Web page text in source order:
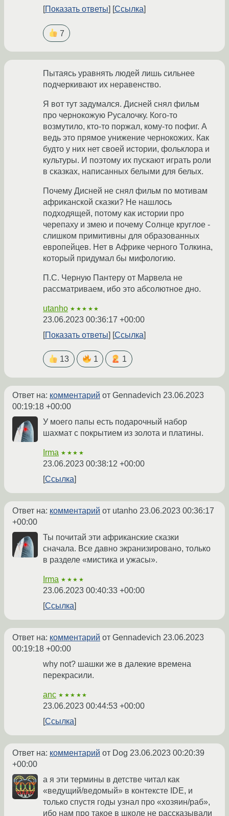
Показать ответы
Ссылка
7
Пытаясь уравнять людей лишь сильнее
подчеркивают их неравенство.
Я вот тут задумался. Дисней снял фильм
про чернокожую Русалочку. Кого-то
возмутило, кто-то поржал, кому-то пофиг. А
ведь это прямое унижение чернокожих. Как
будто у них нет своей истории, фольклора и
культуры. И поэтому их пускают играть роли
в сказках, написанных белыми для белых.
Почему Дисней не снял фильм по мотивам
африканской сказки? Не нашлось
подходящей, потому как истории про
черепаху и змею и почему Солнце круглое -
слишком примитивны для образованных
европейцев. Нет в Африке черного Толкина,
который придумал бы мифологию.
П.С. Черную Пантеру от Марвела не
рассматриваем, ибо это абсолютное дно.
utanho ★★★★★
23.06.2023 00:36:17 +00:00
Показать ответы
Ссылка
13 1 1
Ответ на: комментарий от Gennadevich 23.06.2023
00:19:18 +00:00
У моего папы есть подарочный набор
шахмат с покрытием из золота и платины.
Irma ★★★★
23.06.2023 00:38:12 +00:00
Ссылка
Ответ на: комментарий от utanho 23.06.2023 00:36:17
+00:00
Ты почитай эти африканские сказки
сначала. Все давно экранизировано, только
в разделе «мистика и ужасы».
Irma ★★★★
23.06.2023 00:40:33 +00:00
Ссылка
Ответ на: комментарий от Gennadevich 23.06.2023
00:19:18 +00:00
why not? шашки же в далекие времена
перекрасили.
anc ★★★★★
23.06.2023 00:44:53 +00:00
Ссылка
Ответ на: комментарий от Dog 23.06.2023 00:20:39
+00:00
а я эти термины в детстве читал как
«ведущий/ведомый» в контексте IDE, и
только спустя годы узнал про «хозяин/раб»,
ибо нам про такое в школе не рассказывали